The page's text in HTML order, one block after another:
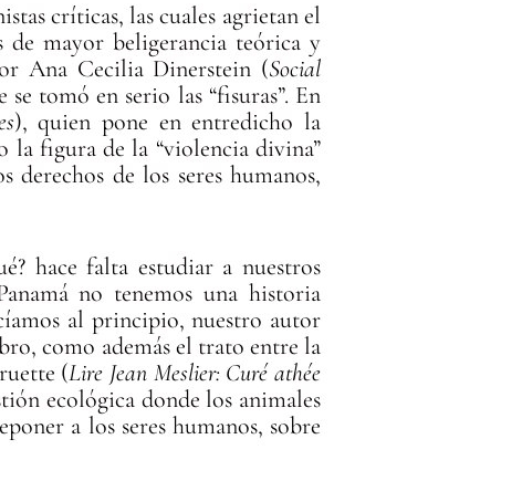
críticas, las cuales agrietan el
mayor beligerancia teórica y
Ana Cecilia Dinerstein (Social
tomó en serio las “fisuras”. En
), quien pone en entredicho la
la figura de la “violencia divina”
de los seres humanos,
hace falta estudiar a nuestros
no tenemos una historia
al principio, nuestro autor
como además el trato entre la
(Lire Jean Meslier: Curé athée
ecológica donde los animales
a los seres humanos, sobre